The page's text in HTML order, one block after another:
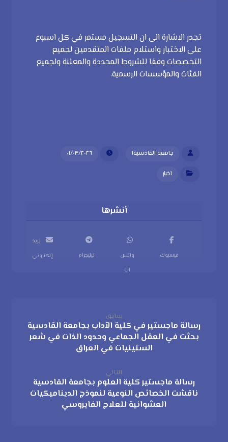
تجدر الاشارة الى ان التسجيل مستمر في كل اسبوع
على الاختبار واستلام ملفات المتقدمين لجميع
التخصصات وفقا للشروط المحددة والمعلنة ولجميع
الفئات والمؤسسات الرسمية.
جامعة القادسية١ ٠١/٠٣/٢٠٢٦
اخبار
فيسبوك
واتس
اب
تيليجرام
بريد
إلكتروني
سابق
رسالة ماجستير في كلية الآداب بجامعة القادسية
بحثت في العقل الجماعي وحدود الذات في شعر
الستينيات في العراق
التالي
رسالة ماجستير كلية العلوم بجامعة القادسية
ناقشت الخصائص النوعية لنموذج الديناميكيات
العشوائية للعلاج الفايروسي